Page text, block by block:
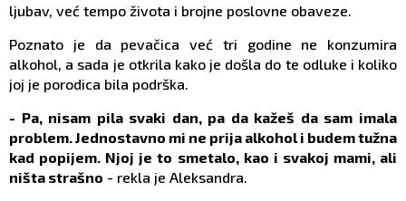
ljubav, već tempo života i brojne poslovne obaveze.
Poznato je da pevačica već tri godine ne konzumira
alkohol, a sada je otkrila kako je došla do te odluke i koliko
joj je porodica bila podrška.
- Pa, nisam pila svaki dan, pa da kažeš da sam imala
problem. Jednostavno mi ne prija alkohol i budem tužna
kad popijem. Njoj je to smetalo, kao i svakoj mami, ali
ništa strašno - rekla je Aleksandra.